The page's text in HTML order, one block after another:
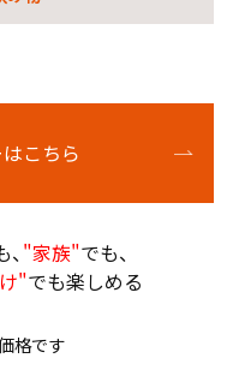
こちら
"家族"でも、
"でも楽しめる
格です